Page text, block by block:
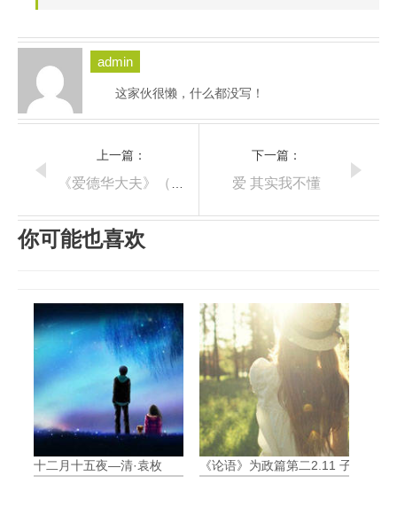
admin
这家伙很懒，什么都没写！
上一篇：
下一篇：
爱 其实我不懂
你可能也喜欢
十二月十五夜—清·袁枚 《论语》为政篇第二2.11 子曰:“温